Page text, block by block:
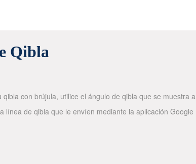
Qibla
con brújula, utilice el ángulo de qibla que se muestra a
de qibla que le envíen mediante la aplicación Google